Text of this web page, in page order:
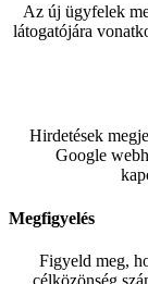
Az új ügyfelek
látogatójára
Hirdetések
Google
Megfigyelés
Figyeld meg,
célközönség